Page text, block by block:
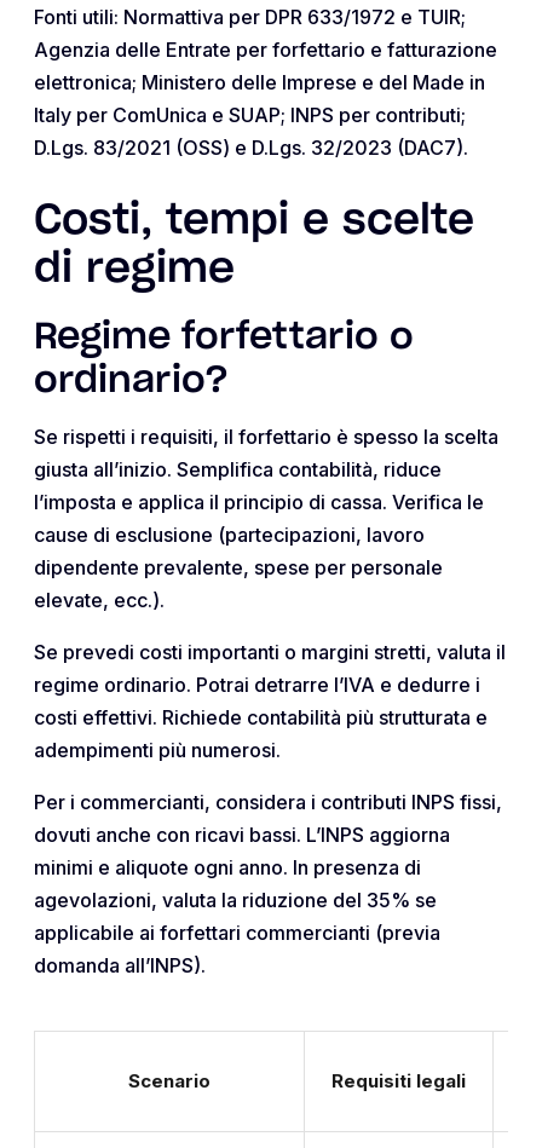
Fonti utili: Normattiva per DPR 633/1972 e TUIR;
Agenzia delle Entrate per forfettario e fatturazione
elettronica; Ministero delle Imprese e del Made in
Italy per ComUnica e SUAP; INPS per contributi;
D.Lgs. 83/2021 (OSS) e D.Lgs. 32/2023 (DAC7).
Costi, tempi e scelte
di regime
Regime forfettario o
ordinario?
Se rispetti i requisiti, il forfettario è spesso la scelta
giusta all’inizio. Semplifica contabilità, riduce
l’imposta e applica il principio di cassa. Verifica le
cause di esclusione (partecipazioni, lavoro
dipendente prevalente, spese per personale
elevate, ecc.).
Se prevedi costi importanti o margini stretti, valuta il
regime ordinario. Potrai detrarre l’IVA e dedurre i
costi effettivi. Richiede contabilità più strutturata e
adempimenti più numerosi.
Per i commercianti, considera i contributi INPS fissi,
dovuti anche con ricavi bassi. L’INPS aggiorna
minimi e aliquote ogni anno. In presenza di
agevolazioni, valuta la riduzione del 35% se
applicabile ai forfettari commercianti (previa
domanda all’INPS).
Scenario Requisiti legali